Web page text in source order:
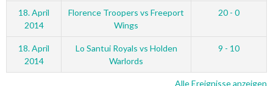
18. April
2014
Florence Troopers vs Freeport
Wings
20 - 0
18. April
2014
Lo Santui Royals vs Holden
Warlords
9 - 10
Alle Ereignisse anzeigen